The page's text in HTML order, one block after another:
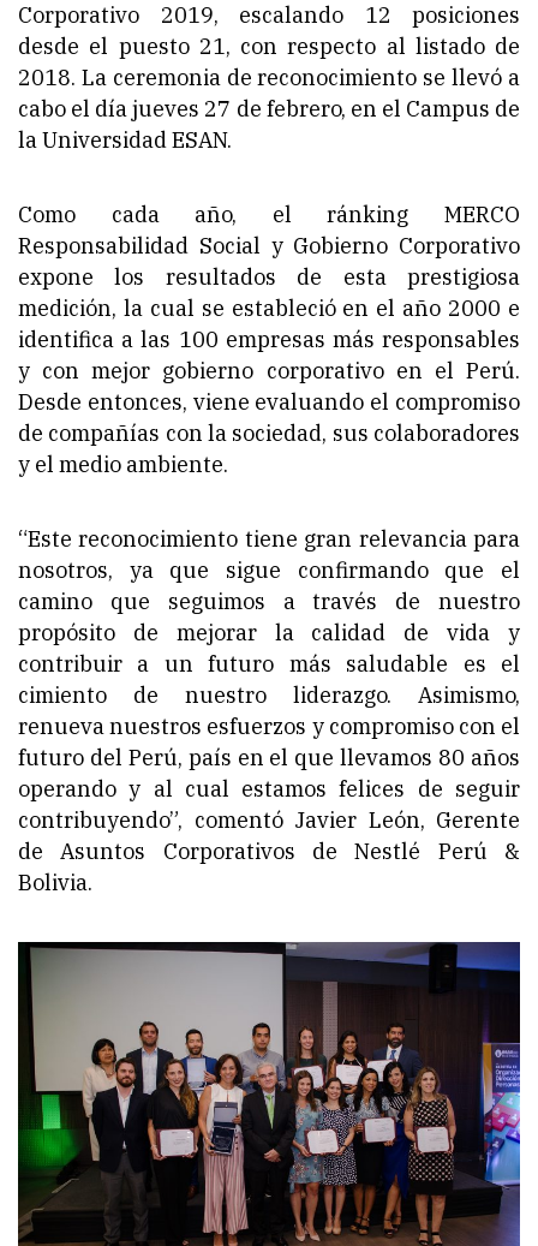
Corporativo 2019, escalando 12 posiciones
desde el puesto 21, con respecto al listado de
2018. La ceremonia de reconocimiento se llevó a
cabo el día jueves 27 de febrero, en el Campus de
la Universidad ESAN.
Como cada año, el ránking MERCO
Responsabilidad Social y Gobierno Corporativo
expone los resultados de esta prestigiosa
medición, la cual se estableció en el año 2000 e
identifica a las 100 empresas más responsables
y con mejor gobierno corporativo en el Perú.
Desde entonces, viene evaluando el compromiso
de compañías con la sociedad, sus colaboradores
y el medio ambiente.
“Este reconocimiento tiene gran relevancia para
nosotros, ya que sigue confirmando que el
camino que seguimos a través de nuestro
propósito de mejorar la calidad de vida y
contribuir a un futuro más saludable es el
cimiento de nuestro liderazgo. Asimismo,
renueva nuestros esfuerzos y compromiso con el
futuro del Perú, país en el que llevamos 80 años
operando y al cual estamos felices de seguir
contribuyendo”, comentó Javier León, Gerente
de Asuntos Corporativos de Nestlé Perú &
Bolivia.